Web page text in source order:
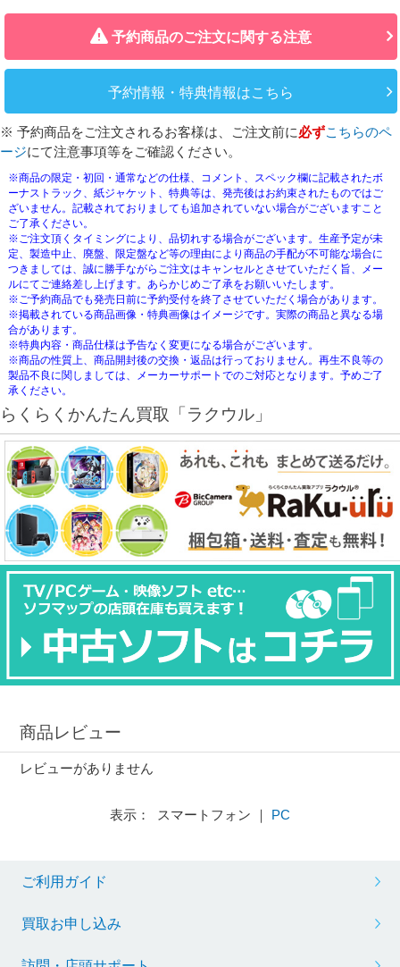
予約商品のご注文に関する注意
予約情報・特典情報はこちら
※ 予約商品をご注文されるお客様は、ご注文前に必ずこちらのペ
ージにて注意事項等をご確認ください。
※商品の限定・初回・通常などの仕様、コメント、スペック欄に記載されたボ
ーナストラック、紙ジャケット、特典等は、発売後はお約束されたものではご
ざいません。記載されておりましても追加されていない場合がございますこと
ご了承ください。
※ご注文頂くタイミングにより、品切れする場合がございます。生産予定が未
定、製造中止、廃盤、限定盤など等の理由により商品の手配が不可能な場合に
つきましては、誠に勝手ながらご注文はキャンセルとさせていただく旨、メー
ルにてご連絡差し上げます。あらかじめご了承をお願いいたします。
※ご予約商品でも発売日前に予約受付を終了させていただく場合があります。
※掲載されている商品画像・特典画像はイメージです。実際の商品と異なる場
合があります。
※特典内容・商品仕様は予告なく変更になる場合がございます。
※商品の性質上、商品開封後の交換・返品は行っておりません。再生不良等の
製品不良に関しましては、メーカーサポートでのご対応となります。予めご了
承ください。
らくらくかんたん買取「ラクウル」
商品レビュー
レビューがありません
表示： スマートフォン ｜ PC
ご利用ガイド
買取お申し込み